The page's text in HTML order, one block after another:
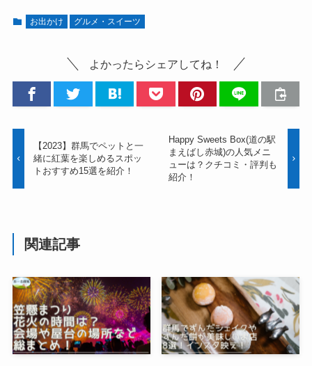
お出かけ グルメ・スイーツ
よかったらシェアしてね！
【2023】群馬でペットと一
緒に紅葉を楽しめるスポッ
トおすすめ15選を紹介！
Happy Sweets Box(道の駅
まえばし赤城)の人気メニ
ューは？クチコミ・評判も
紹介！
関連記事